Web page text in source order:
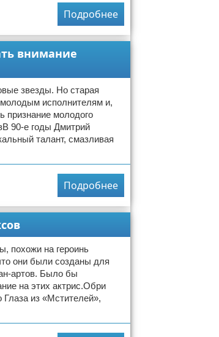
Подробнее
внимание
звезды. Но старая
молодым исполнителям и,
признание молодого
90-е годы Дмитрий
талант, смазливая
Подробнее
похожи на героинь
они были созданы для
артов. Было бы
на этих актрис.Обри
из «Мстителей»,